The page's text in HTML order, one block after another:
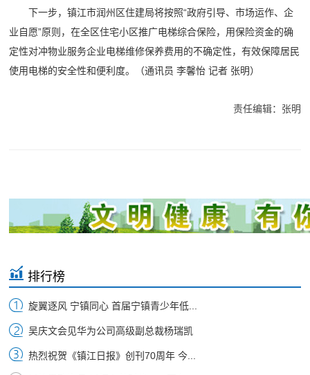
下一步，镇江市润州区住建局将按照“政府引导、市场运作、企
业自愿”原则，在全区住宅小区推广电梯综合保险，用保险资金的确
定性对冲物业服务企业电梯维修保养费用的不确定性，有效保障居民
使用电梯的安全性和便利度。（通讯员 李馨怡 记者 张明）
责任编辑：张明
排行榜
旋翼逐风 宁镇同心 首届宁镇青少年低...
吴庆文会见华为公司高级副总裁杨瑞凯
热烈祝贺《镇江日报》创刊70周年 今...